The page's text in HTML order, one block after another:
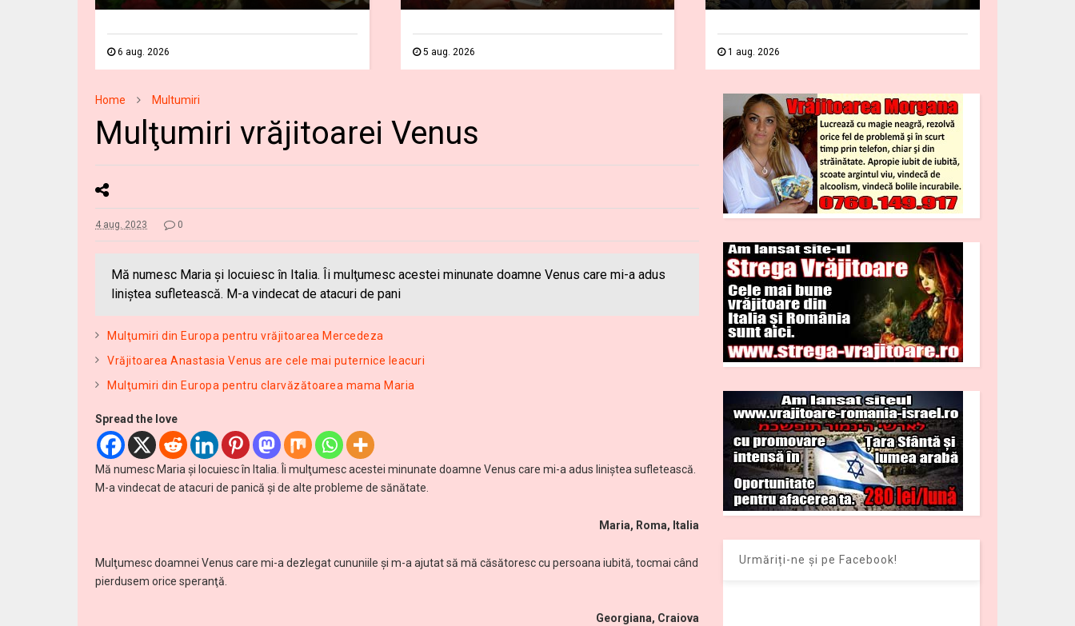
6 aug. 2026 5 aug. 2026 1 aug. 2026
Home Multumiri
Mulţumiri vrăjitoarei Venus
4 aug. 2023 0
Mă numesc Maria şi locuiesc în Italia. Îi mulţumesc acestei minunate doamne Venus care mi-a adus
liniştea sufletească. M-a vindecat de atacuri de pani
Mulţumiri din Europa pentru vrăjitoarea Mercedeza
Vrăjitoarea Anastasia Venus are cele mai puternice leacuri
Mulţumiri din Europa pentru clarvăzătoarea mama Maria
Spread the love
Mă numesc Maria şi locuiesc în Italia. Îi mulţumesc acestei minunate doamne Venus care mi-a adus liniştea sufletească.
M-a vindecat de atacuri de panică şi de alte probleme de sănătate.
Maria, Roma, Italia
Mulţumesc doamnei Venus care mi-a dezlegat cununiile şi m-a ajutat să mă căsătoresc cu persoana iubită, tocmai când
pierdusem orice speranţă.
Georgiana, Craiova
Urmăriți-ne și pe Facebook!